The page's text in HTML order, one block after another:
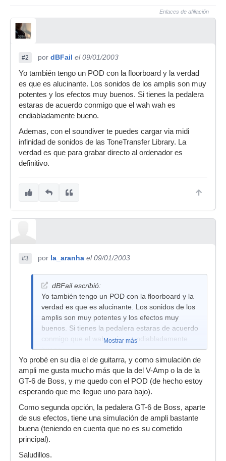
Enlaces de afiliación
#2 por dBFail el 09/01/2003
Yo también tengo un POD con la floorboard y la verdad
es que es alucinante. Los sonidos de los amplis son muy
potentes y los efectos muy buenos. Si tienes la pedalera
estaras de acuerdo conmigo que el wah wah es
endiabladamente bueno.
Ademas, con el soundiver te puedes cargar via midi
infinidad de sonidos de las ToneTransfer Library. La
verdad es que para grabar directo al ordenador es
definitivo.
#3 por la_aranha el 09/01/2003
dBFail escribió:
Yo también tengo un POD con la floorboard y la
verdad es que es alucinante. Los sonidos de los
amplis son muy potentes y los efectos muy
buenos. Si tienes la pedalera estaras de acuerdo
conmigo que el wah wah es endiabladamente
bueno.
Ademas, con el soundiver te puedes cargar via
midi infinidad de sonidos de las ToneTransfer
Library. La verdad es que para grabar directo al
ordenador es definitivo.
Mostrar más
Yo probé en su día el de guitarra, y como simulación de
ampli me gusta mucho más que la del V-Amp o la de la
GT-6 de Boss, y me quedo con el POD (de hecho estoy
esperando que me llegue uno para bajo).
Como segunda opción, la pedalera GT-6 de Boss, aparte
de sus efectos, tiene una simulación de ampli bastante
buena (teniendo en cuenta que no es su cometido
principal).
Saludillos.